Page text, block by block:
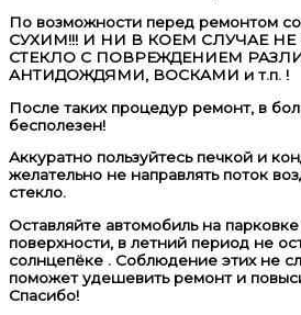
По возможности перед ремонтом
СУХИМ!!! И НИ В КОЕМ СЛУЧАЕ
СТЕКЛО С ПОВРЕЖДЕНИЕМ
АНТИДОЖДЯМИ, ВОСКАМИ и т.п. !
После таких процедур ремонт, в
бесполезен!
Аккуратно пользуйтесь печкой и
желательно не направлять поток
стекло.
Оставляйте автомобиль на
поверхности, в летний период не
солнцепёке . Соблюдение этих не
поможет удешевить ремонт и
Спасибо!